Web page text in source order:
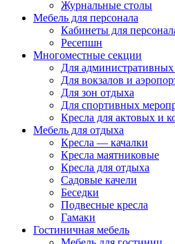
Журнальные столы
Мебель для персонала
Кабинеты для
Ресепшн
Многоместные секции
Для
Для вокзалов и
Для зон отдыха
Для спортивных
Кресла для актовых и
Мебель для отдыха
Кресла — качалки
Кресла маятниковые
Кресла для отдыха
Садовые качели
Беседки
Подвесные кресла
Гамаки
Гостиничная мебель